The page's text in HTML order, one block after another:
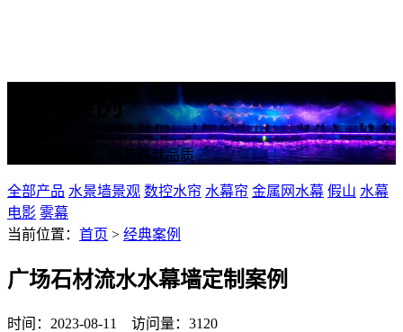
经典案例
诚信创造未来、细节铸就品质
全部产品 水景墙景观 数控水帘 水幕帘 金属网水幕 假山 水幕
电影 雾幕
当前位置： 首页 > 经典案例
广场石材流水水幕墙定制案例
时间：2023-08-11 访问量：3120